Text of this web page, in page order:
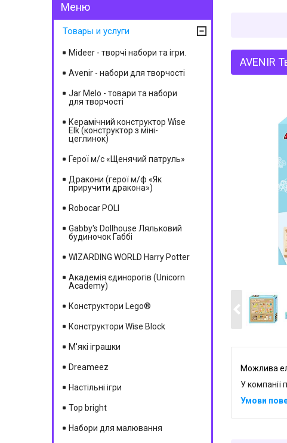
AVENIR
У компанії
Товары и услуги
Mideer - творчі набори та ігри.
Avenir - набори для творчості
Jar Melo - товари та набори
для творчості
Керамічний конструктор Wise
Elk (конструктор з міні-
цеглинок)
Герої м/c «Щенячий патруль»
Дракони (герої м/ф «Як
приручити дракона»)
Robocar POLI
Gabby's Dollhouse Ляльковий
будиночок Габбі
WIZARDING WORLD Harry Potter
Академія єдинорогів (Unicorn
Academy)
Конструктори Lego®
Конструктори Wise Block
М'які іграшки
Dreameez
Настільні ігри
Top bright
Набори для малювання